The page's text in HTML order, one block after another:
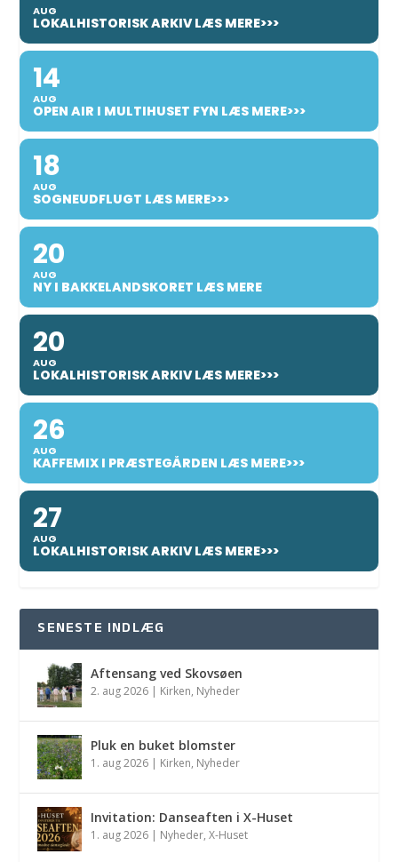
AUG
LOKALHISTORISK ARKIV LÆS MERE>>>
14
AUG
OPEN AIR I MULTIHUSET FYN LÆS MERE>>>
18
AUG
SOGNEUDFLUGT LÆS MERE>>>
20
AUG
NY I BAKKELANDSKORET LÆS MERE
20
AUG
LOKALHISTORISK ARKIV LÆS MERE>>>
26
AUG
KAFFEMIX I PRÆSTEGÅRDEN LÆS MERE>>>
27
AUG
LOKALHISTORISK ARKIV LÆS MERE>>>
SENESTE INDLÆG
Aftensang ved Skovsøen
2. aug 2026 | Kirken, Nyheder
Pluk en buket blomster
1. aug 2026 | Kirken, Nyheder
Invitation: Danseaften i X-Huset
1. aug 2026 | Nyheder,X-Huset